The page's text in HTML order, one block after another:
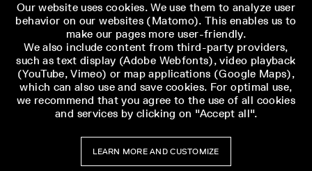
Our website uses cookies. We use them to analyze user
behavior on our websites (Matomo). This enables us to
make our pages more user-friendly.
We also include content from third-party providers,
such as text display (Adobe Webfonts), video playback
(YouTube, Vimeo) or map applications (Google Maps),
which can also use and save cookies. For optimal use,
we recommend that you agree to the use of all cookies
and services by clicking on "Accept all".
LEARN MORE AND CUSTOMIZE